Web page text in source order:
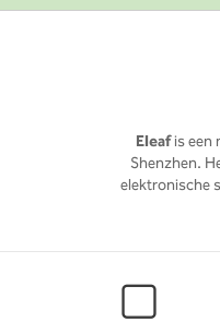
Eleafis een
Shenzhen.
elektronische